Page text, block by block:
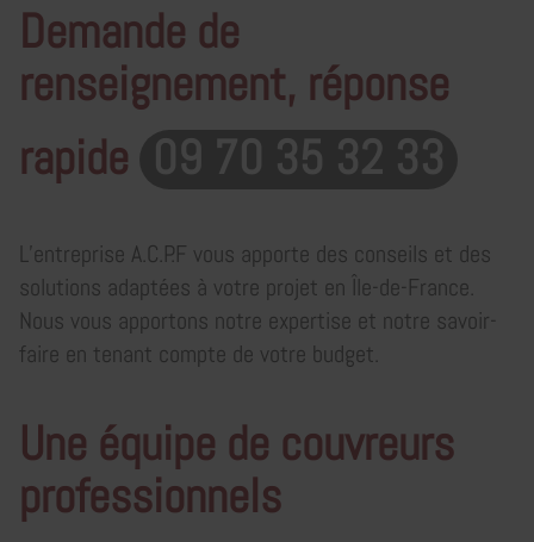
Demande de
renseignement, réponse
rapide 09 70 35 32 33
L’entreprise A.C.P.F vous apporte des conseils et des
solutions adaptées à votre projet en Île-de-France.
Nous vous apportons notre expertise et notre savoir-
faire en tenant compte de votre budget.
Une équipe de couvreurs
professionnels